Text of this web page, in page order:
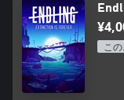
こ